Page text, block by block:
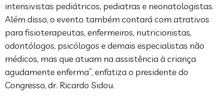
intensivistas pediátricos, pediatras e neonatologistas.
Além disso, o evento também contará com atrativos
para fisioterapeutas, enfermeiros, nutricionistas,
odontólogos, psicólogos e demais especialistas não
médicos, mas que atuam na assistência à criança
agudamente enferma”, enfatiza o presidente do
Congresso, dr. Ricardo Sidou.